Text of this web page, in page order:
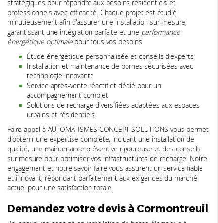
stratégiques pour répondre aux besoins résidentiels et
professionnels avec efficacité. Chaque projet est étudié
minutieusement afin d'assurer une installation sur-mesure,
garantissant une intégration parfaite et une performance
énergétique optimale pour tous vos besoins.
Étude énergétique personnalisée et conseils d'experts
Installation et maintenance de bornes sécurisées avec
technologie innovante
Service après-vente réactif et dédié pour un
accompagnement complet
Solutions de recharge diversifiées adaptées aux espaces
urbains et résidentiels
Faire appel à AUTOMATISMES CONCEPT SOLUTIONS vous permet
d'obtenir une expertise complète, incluant une installation de
qualité, une maintenance préventive rigoureuse et des conseils
sur mesure pour optimiser vos infrastructures de recharge. Notre
engagement et notre savoir-faire vous assurent un service fiable
et innovant, répondant parfaitement aux exigences du marché
actuel pour une satisfaction totale.
Demandez votre devis à Cormontreuil